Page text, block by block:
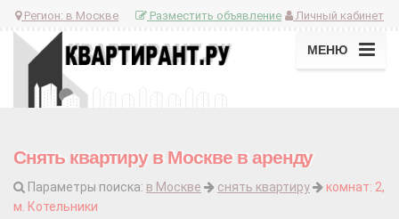
Регион: в Москве Личный кабинет
Разместить объявление
МЕНЮ
Снять квартиру в Москве в аренду
Параметры поиска: в Москве снять квартиру
комнат: 2,
м. Котельники